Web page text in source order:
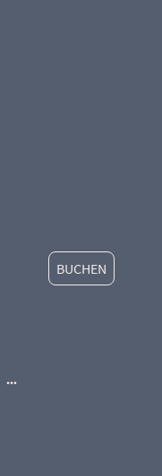
BUCHEN